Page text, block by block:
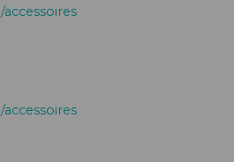
accessoires
accessoires